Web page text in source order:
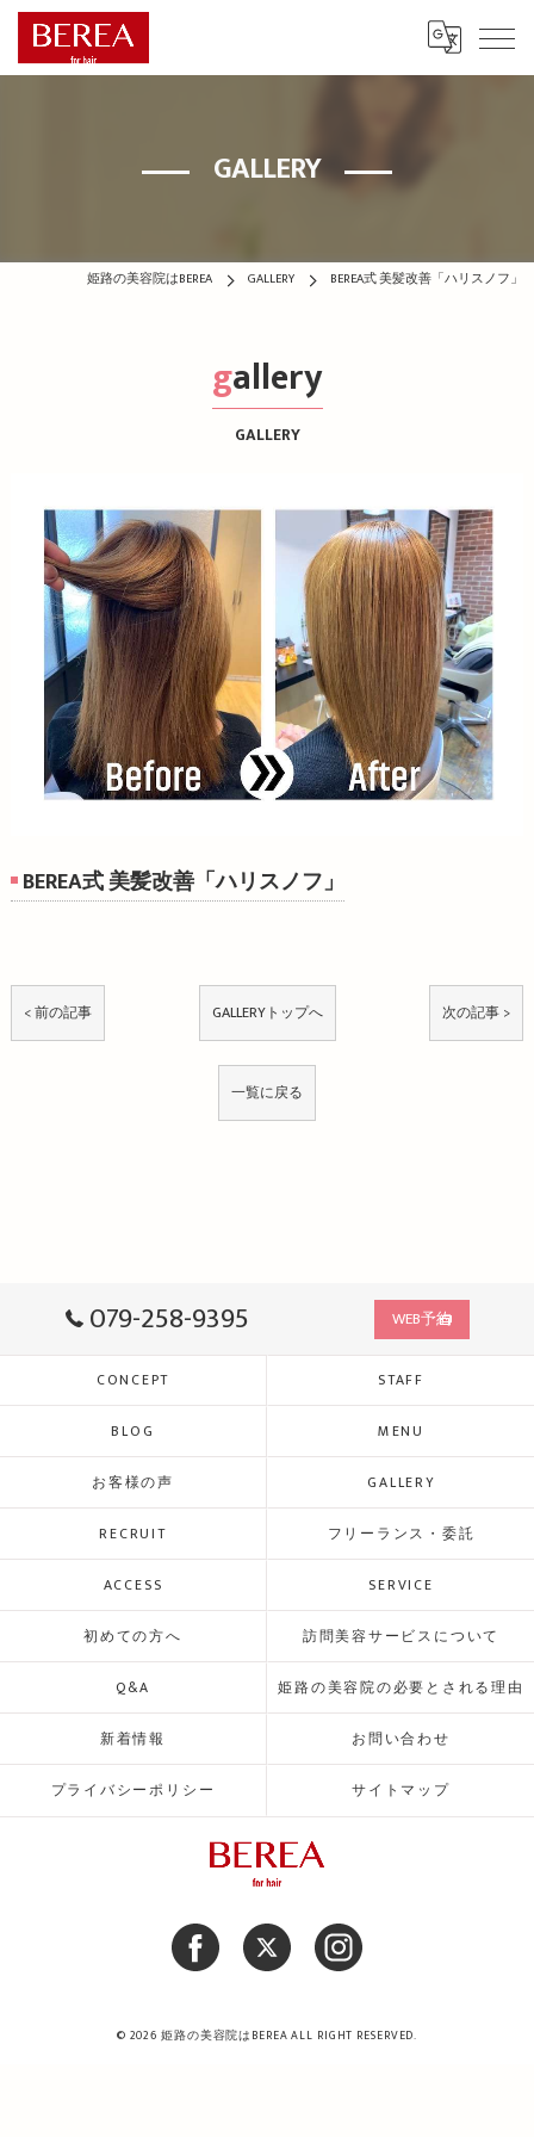
GALLERY
姫路の美容院はBEREA GALLERY BEREA式 美髪改善「ハリスノフ」
GALLERY
gallery
BEREA式 美髪改善「ハリスノフ」
< 前の記事 GALLERYトップへ 次の記事 >
一覧に戻る
079-258-9395 WEB予約
CONCEPT STAFF
BLOG MENU
お客様の声 GALLERY
RECRUIT フリーランス・委託
ACCESS SERVICE
初めての方へ 訪問美容サービスについて
Q&A 姫路の美容院の必要とされる理由
新着情報 お問い合わせ
プライバシーポリシー サイトマップ
© 2026 姫路の美容院はBEREA ALL RIGHT RESERVED.